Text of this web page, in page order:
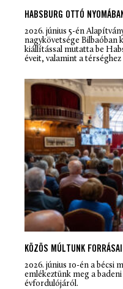
HABSBURG OTTÓ
2026. június 5-én
nagykövetsége Bilbaóban
kiállítással mutatta be
éveit, valamint a
KÖZÖS MÚLTUNK
2026. június 10-én a bécsi
emlékeztünk meg a
évfordulójáról.